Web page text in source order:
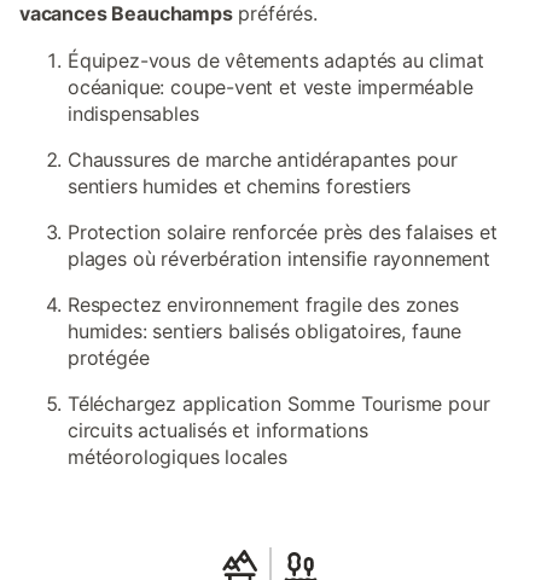
vacances Beauchampspréférés.
Équipez-vous de vêtements adaptés au climat
océanique: coupe-vent et veste imperméable
indispensables
Chaussures de marche antidérapantes pour
sentiers humides et chemins forestiers
Protection solaire renforcée près des falaises et
plages où réverbération intensifie rayonnement
Respectez environnement fragile des zones
humides: sentiers balisés obligatoires, faune
protégée
Téléchargez application Somme Tourisme pour
circuits actualisés et informations
météorologiques locales